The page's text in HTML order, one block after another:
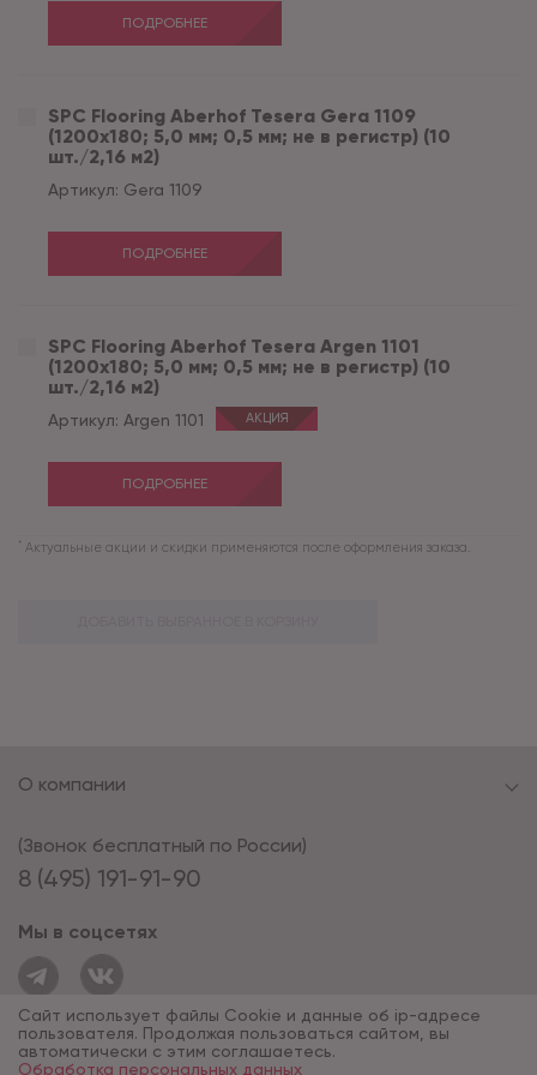
ПОДРОБНЕЕ
SPC Flooring Aberhof Tesera Gera 1109
(1200х180; 5,0 мм; 0,5 мм; не в регистр) (10
шт./2,16 м2)
Артикул: Gera 1109
ПОДРОБНЕЕ
SPC Flooring Aberhof Tesera Argen 1101
(1200х180; 5,0 мм; 0,5 мм; не в регистр) (10
шт./2,16 м2)
Артикул: Argen 1101 АКЦИЯ
ПОДРОБНЕЕ
* Актуальные акции и скидки применяются после оформления заказа.
8 (495) 191-91-90
(Звонок бесплатный по России)
Мы в соцсетях
О компании
Сайт использует файлы Cookie и данные об ip-адресе
пользователя. Продолжая пользоваться сайтом, вы
автоматически с этим соглашаетесь.
Обработка персональных данных